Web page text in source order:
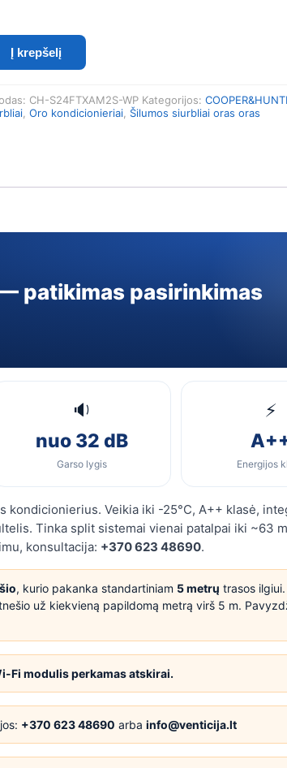
Į krepšelį
CH-S24FTXAM2S-WP Kategorijos:
,Oro kondicionieriai Šilumos siurbliai oras oras
patikimas pasirinkimas
🔉
nuo 32 dB
Garso lygis
⚡
Energijos
Veikia iki -25°C, A++ klasė,
Tinka split sistemai vienai patalpai iki ~63
konsultacija: +370 623 48690.
, kurio pakanka standartiniam 5 metrų trasos
už kiekvieną papildomą metrą virš 5 m.
Fi modulis perkamas atskirai.
+370 623 48690 arba info@venticija.lt